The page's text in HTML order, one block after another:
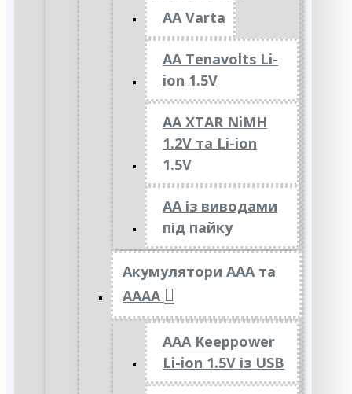
AA Varta
AA Tenavolts Li-
ion 1.5V
AA XTAR NiMH
1.2V та Li-ion
1.5V
АА із виводами
під пайку
Акумулятори ААА та
АААА
AAA Keeppower
Li-ion 1.5V із USB